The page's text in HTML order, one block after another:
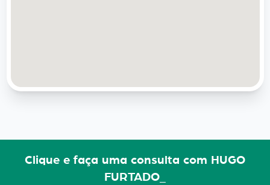
Clique e faça uma consulta com HUGO
FURTADO_